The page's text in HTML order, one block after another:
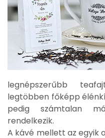
legnépszerűbb
legtöbben főképp
pedig számtalan
rendelkezik.
A kávé mellett az egyik